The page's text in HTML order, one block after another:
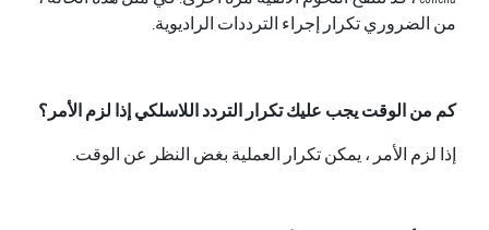
من الضروري تكرار إجراء الترددات الراديوية.
كم من الوقت يجب عليك تكرار التردد اللاسلكي إذا لزم الأمر؟
إذا لزم الأمر ، يمكن تكرار العملية بغض النظر عن الوقت.